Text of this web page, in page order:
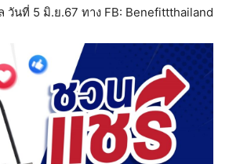
วันที่ 5 มิ.ย.67 ทาง FB: Benefittthailand